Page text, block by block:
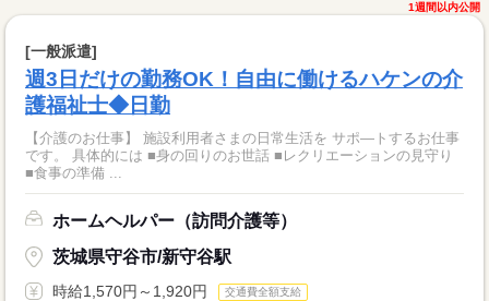
1週間以内公開
[一般派遣]
週3日だけの勤務OK！自由に働けるハケンの介
護福祉士◆日勤
【介護のお仕事】 施設利用者さまの日常生活を サポ―トするお仕事
です。 具体的には ■身の回りのお世話 ■レクリエーションの見守り
■食事の準備 ...
ホームヘルパー（訪問介護等）
茨城県守谷市/新守谷駅
時給1,570円～1,920円 交通費全額支給